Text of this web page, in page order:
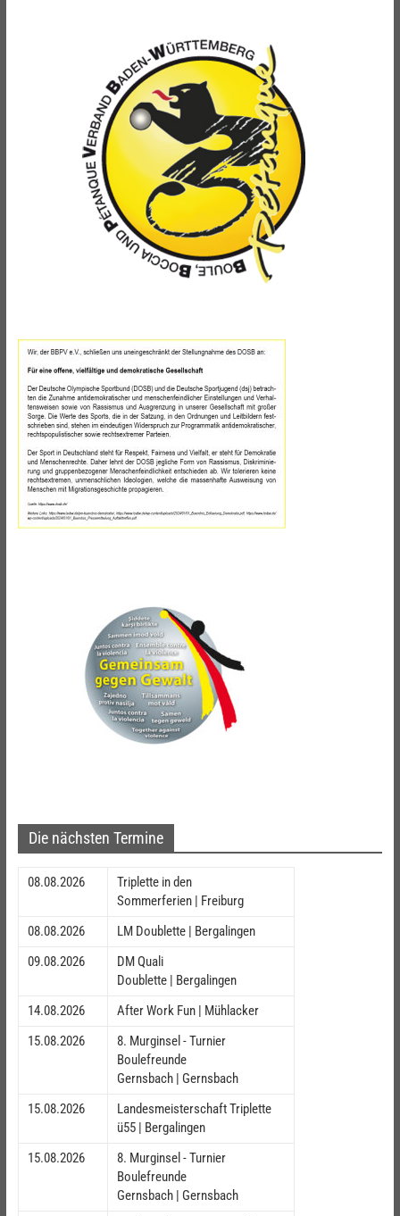
Die nächsten Termine
08.08.2026
Triplette in den
Sommerferien | Freiburg
08.08.2026
LM Doublette | Bergalingen
09.08.2026
DM Quali
Doublette | Bergalingen
14.08.2026
After Work Fun | Mühlacker
15.08.2026
8. Murginsel - Turnier
Boulefreunde
Gernsbach | Gernsbach
15.08.2026
Landesmeisterschaft Triplette
ü55 | Bergalingen
15.08.2026
8. Murginsel - Turnier
Boulefreunde
Gernsbach | Gernsbach